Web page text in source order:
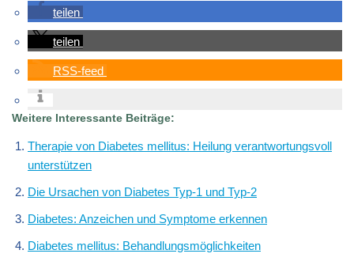
teilen
teilen
RSS-feed
Weitere Interessante Beiträge:
Therapie von Diabetes mellitus: Heilung verantwortungsvoll
unterstützen
Die Ursachen von Diabetes Typ-1 und Typ-2
Diabetes: Anzeichen und Symptome erkennen
Diabetes mellitus: Behandlungsmöglichkeiten